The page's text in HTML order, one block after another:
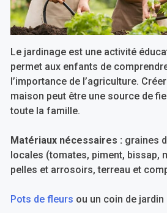
Le jardinage est une activité
permet aux enfants de
l’importance de l’agriculture.
maison peut être une source de
toute la famille.
Matériaux nécessaires : graines
locales (tomates, piment, bissap,
pelles et arrosoirs, terreau et
Pots de fleurs ou un coin de jardin